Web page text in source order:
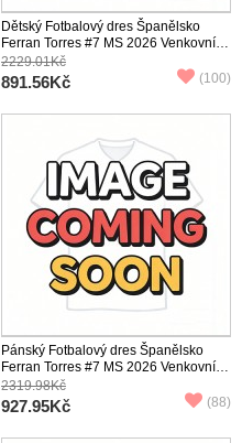
Dětský Fotbalový dres Španělsko
Ferran Torres #7 MS 2026 Venkovní
Krátký Rukáv (+ trenýrky)
2229.01Kč
891.56Kč (100)
Pánský Fotbalový dres Španělsko
Ferran Torres #7 MS 2026 Venkovní
Krátký Rukáv
2319.98Kč
927.95Kč (88)